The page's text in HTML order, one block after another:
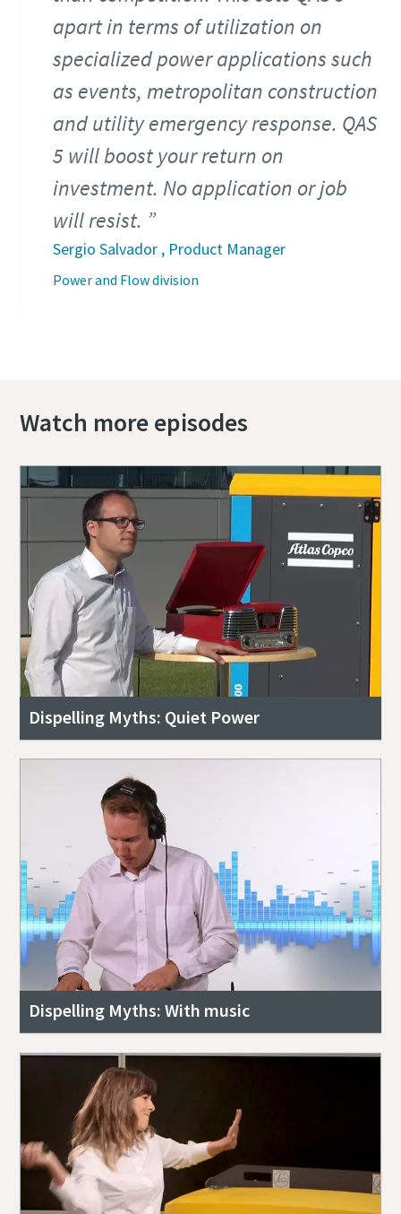
apart in terms of utilization on
specialized power applications such
as events, metropolitan construction
and utility emergency response. QAS
5 will boost your return on
investment. No application or job
will resist.
Sergio Salvador , Product Manager
Power and Flow division
Watch more episodes
Dispelling Myths: Quiet Power
Dispelling Myths: With music